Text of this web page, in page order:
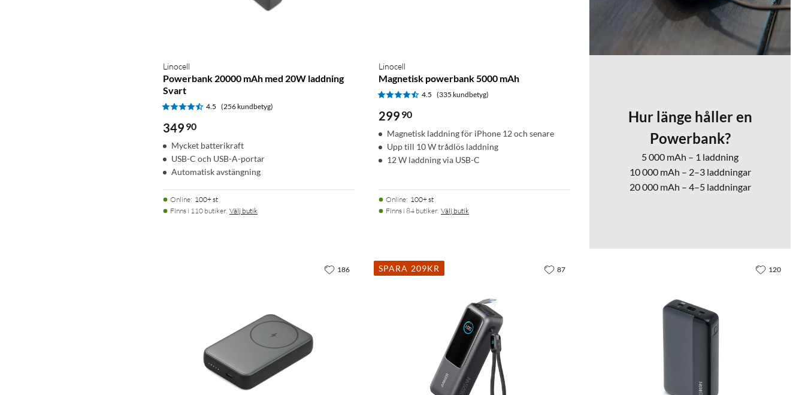
Linocell
Powerbank 20000 mAh med 20W laddning
Svart
4.5 (256 kundbetyg)
349 90
Mycket batterikraft
USB-C och USB-A-portar
Automatisk avstängning
Online: 100+ st
Finns i 110 butiker. Välj butik
Linocell
Magnetisk powerbank 5000 mAh
4.5 (335 kundbetyg)
299 90
Magnetisk laddning för iPhone 12 och senare
Upp till 10 W trådlös laddning
12 W laddning via USB-C
Online: 100+ st
Finns i 84 butiker. Välj butik
Hur länge håller en
Powerbank?
5 000 mAh – 1 laddning
10 000 mAh – 2–3 laddningar
20 000 mAh – 4–5 laddningar
186 SPARA 209KR 87 120